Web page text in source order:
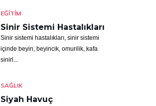
EĞITIM
Sinir Sistemi Hastalıkları
Sinir sistemi hastalıkları, sinir sistemi
içinde beyin, beyincik, omurilik, kafa
sinirl...
SAĞLIK
Siyah Havuç